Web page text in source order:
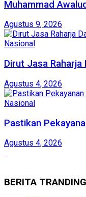
Muhammad
Agustus 9, 2026
Nasional
Dirut Jasa Raharja
Agustus 4, 2026
Nasional
Pastikan
Agustus 4, 2026
BERITA TRANDING